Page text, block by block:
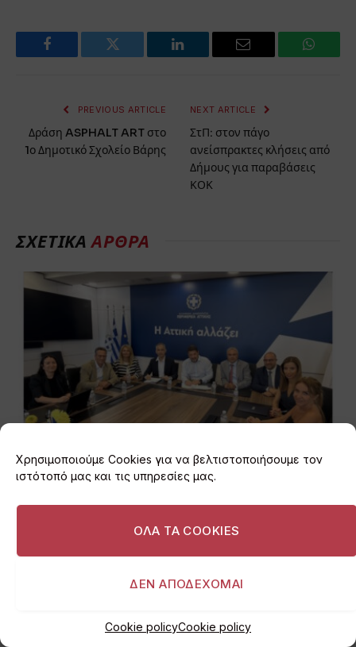
Χρησιμοποιούμε Cookies για να βελτιστοποιήσουμε τον
ιστότοπό μας και τις υπηρεσίες μας.
ΟΛΑ ΤΑ COOKIES
ΔΕΝ ΑΠΟΔΕΧΟΜΑΙ
Cookie policyCookie policy
Facebook Twitter LinkedIn Email
PREVIOUS ARTICLE
Δράση ASPHALT ART στο
1ο Δημοτικό Σχολείο Βάρης
NEXT ARTICLE
ΣτΠ: στον πάγο
ανείσπρακτες κλήσεις από
Δήμους για παραβάσεις
ΚΟΚ
ΣΧΕΤΙΚΆΆΡΘΡΑ
Περιφέρεια Αττικής: Τι είναι το Παρατηρητήριο
Έργων και πότε θα ξεκινήσει η λειτουργία του